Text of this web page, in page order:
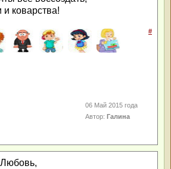
коварства!
#
06 Май 2015 года
Автор:Галина